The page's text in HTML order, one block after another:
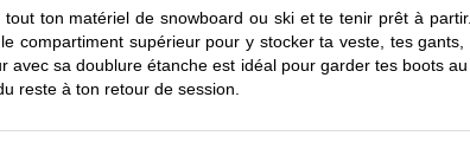
ton matériel de snowboard ou ski et te tenir prêt à
compartiment supérieur pour y stocker ta veste, tes gants,
avec sa doublure étanche est idéal pour garder tes boots
reste à ton retour de session.